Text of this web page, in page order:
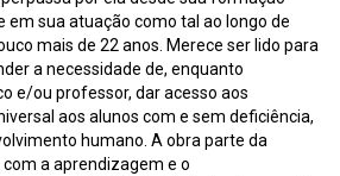
em sua atuação como tal ao longo de
mais de 22 anos. Merece ser lido para
a necessidade de, enquanto
e/ou professor, dar acesso aos
aos alunos com e sem deficiência,
humano. A obra parte da
a aprendizagem e o